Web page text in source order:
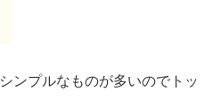
ンプルなものが多いのでトッ